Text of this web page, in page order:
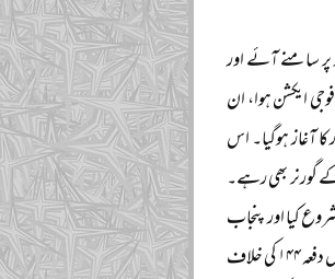
سامنے آئے اور
ایکشن ہوا، ان
آغاز ہوگیا۔ اس
گورنر بھی رہے۔
کیا اور پنجاب
کے گورنر جناب غلام مصطفیٰ کھر کی نافذ کردہ دفعہ ۱۴۴ کو ہدف بنا کر لاہور اور ملتان سے سول نافرمانی شروع کردی۔ اس تحریک میں دفعہ ۱۴۴ کی خلاف